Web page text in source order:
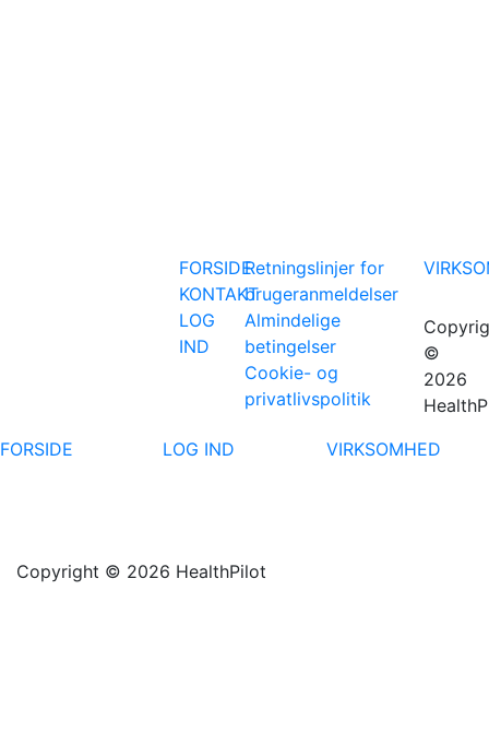
FORSIDE
KONTAKT
LOG
IND
Retningslinjer for
brugeranmeldelser
Almindelige
betingelser
Cookie- og
privatlivspolitik
©
2026
FORSIDE
LOG IND VIRKSOMHED
Copyright © 2026 HealthPilot